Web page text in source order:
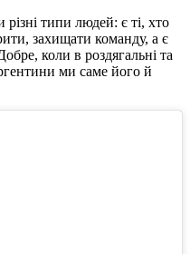
типи людей: є ті, хто
захищати команду, а є
коли в роздягальні та
ми саме його й